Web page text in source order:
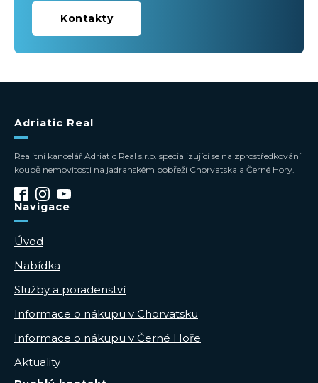
Kontakty
Adriatic Real
Realitní kancelář Adriatic Real s.r.o. specializující se na zprostředkování
koupě nemovitosti na jadranském pobřeží Chorvatska a Černé Hory.
Navigace
Úvod
Nabídka
Služby a poradenství
Informace o nákupu v Chorvatsku
Informace o nákupu v Černé Hoře
Aktuality